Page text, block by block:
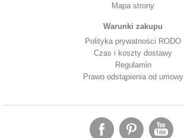
Mapa strony
Warunki zakupu
Polityka prywatności RODO
Czas i koszty dostawy
Regulamin
Prawo odstąpienia od umowy